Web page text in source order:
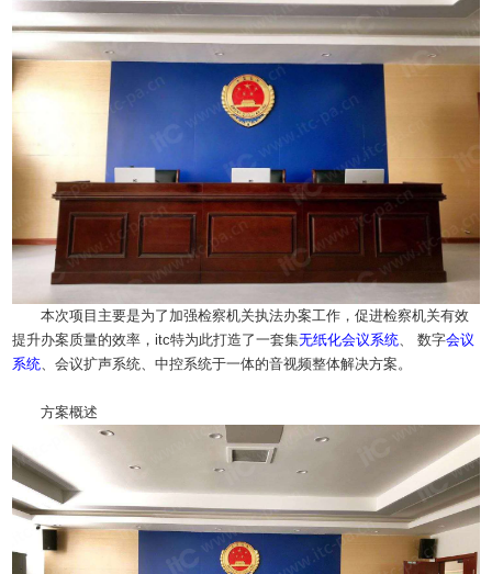
本次项目主要是为了加强检察机关执法办案工作，促进检察机关有效
提升办案质量的效率，itc特为此打造了一套集无纸化会议系统、 数字会议
系统、会议扩声系统、中控系统于一体的音视频整体解决方案。
方案概述